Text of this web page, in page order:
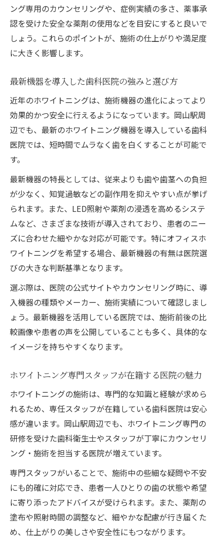
ング専用のカウンセリングや、症例実績の多さ、薬事承
認を受けた安全な薬剤の使用などを目安にすると良いで
しょう。これらのポイントが、施術の仕上がりや満足度
に大きく影響します。
最新機器を導入した歯科医院の強みと選び方
近年のホワイトニングは、施術機器の進化によってより
効果的かつ安全に行えるようになっています。岡山駅周
辺でも、最新のホワイトニング機器を導入している歯科
医院では、短時間でムラなく歯を白くすることが可能で
す。
最新機器の特長としては、従来よりも歯や歯茎への負担
が少なく、知覚過敏などの副作用を抑えやすい点が挙げ
られます。また、LED照射や薬剤の浸透を高めるシステ
ムなど、さまざまな技術が導入されており、患者のニー
ズに合わせた細やかな対応が可能です。特にオフィスホ
ワイトニングを希望する場合、最新機器の有無は医院選
びの大きな判断基準となります。
選ぶ際は、医院の公式サイトやカウンセリング時に、導
入機器の種類やメーカー、施術実績について確認しまし
ょう。最新機器を活用している医院では、施術前後の比
較画像や患者の声を公開していることも多く、具体的な
イメージを持ちやすくなります。
ホワイトニング専門スタッフが在籍する医院の魅力
ホワイトニングの施術は、専門的な知識と経験が求めら
れるため、専任スタッフが在籍している歯科医院は安心
感が違います。岡山駅周辺でも、ホワイトニング専門の
研修を受けた歯科衛生士やスタッフが丁寧にカウンセリ
ング・施術を担当する医院が増えています。
専門スタッフがいることで、施術中の些細な疑問や不安
にも的確に対応でき、患者一人ひとりの歯の状態や希望
に寄り添ったアドバイスが受けられます。また、薬剤の
塗布や照射時間の調整など、細やかな配慮が行き届くた
め、仕上がりの美しさや安全性にもつながります。